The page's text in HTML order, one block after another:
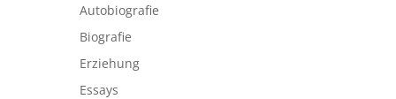
Autobiografie
Biografie
Erziehung
Essays